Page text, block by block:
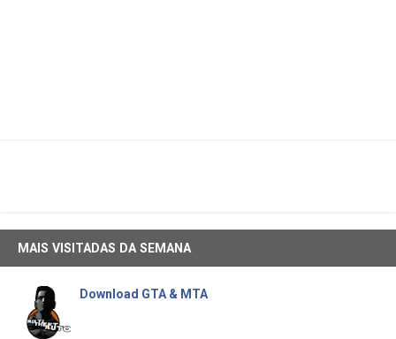
MAIS VISITADAS DA SEMANA
Download GTA & MTA